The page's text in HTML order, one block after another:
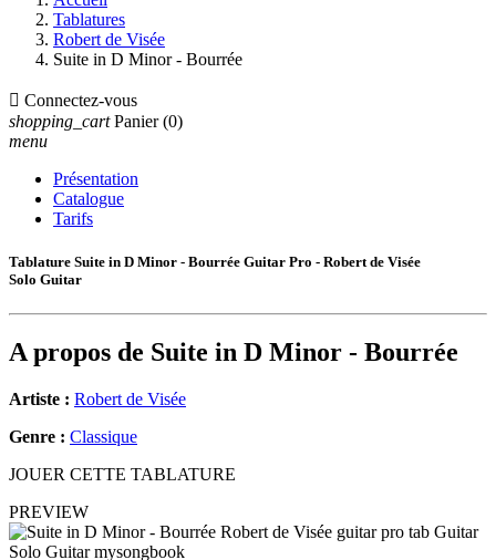
Tablatures
Robert de Visée
Suite in D Minor - Bourrée
 Connectez-vous
shopping_cart Panier (0)
menu
Présentation
Catalogue
Tarifs
Tablature Suite in D Minor - Bourrée Guitar Pro - Robert de Visée
Solo Guitar
A propos de Suite in D Minor - Bourrée
Artiste : Robert de Visée
Genre : Classique
JOUER CETTE TABLATURE
PREVIEW